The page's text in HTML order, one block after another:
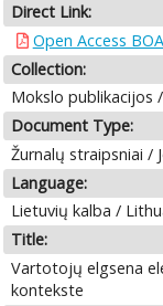
Direct Link:
Open Access
Collection:
Mokslo publikacijos
Document Type:
Žurnalų straipsniai /
Language:
Lietuvių kalba /
Title:
Vartotojų elgsena
kontekste